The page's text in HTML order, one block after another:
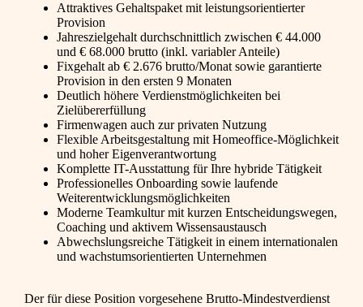
Attraktives Gehaltspaket mit leistungsorientierter
Provision
Jahreszielgehalt durchschnittlich zwischen € 44.000
und € 68.000 brutto (inkl. variabler Anteile)
Fixgehalt ab € 2.676 brutto/Monat sowie garantierte
Provision in den ersten 9 Monaten
Deutlich höhere Verdienstmöglichkeiten bei
Zielübererfüllung
Firmenwagen auch zur privaten Nutzung
Flexible Arbeitsgestaltung mit Homeoffice-Möglichkeit
und hoher Eigenverantwortung
Komplette IT-Ausstattung für Ihre hybride Tätigkeit
Professionelles Onboarding sowie laufende
Weiterentwicklungsmöglichkeiten
Moderne Teamkultur mit kurzen Entscheidungswegen,
Coaching und aktivem Wissensaustausch
Abwechslungsreiche Tätigkeit in einem internationalen
und wachstumsorientierten Unternehmen
Der für diese Position vorgesehene Brutto-Mindestverdienst